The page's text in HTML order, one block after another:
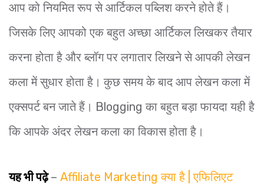
आप को नियमित रूप से आर्टिकल पब्लिश करने होते हैं।
जिसके लिए आपको एक बहुत अच्छा आर्टिकल लिखकर तैयार
करना होता है और ब्लॉग पर लगातार लिखने से आपकी लेखन
कला में सुधार होता है। कुछ समय के बाद आप लेखन कला में
एक्सपर्ट बन जाते हैं। Blogging का बहुत बड़ा फायदा यही है
कि आपके अंदर लेखन कला का विकास होता है।
यह भी पढ़े– Affiliate Marketing क्या है | एफिलिएट